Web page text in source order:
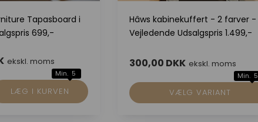
Tapasboard i
699,-
ekskl. moms
Min. 5
Hâws kabinekuffert - 2 farver -
Vejledende Udsalgspris 1.499,-
300,00 DKK ekskl. moms
Min. 5
VÆLG VARIANT